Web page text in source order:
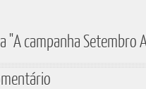
"A campanha Setembro